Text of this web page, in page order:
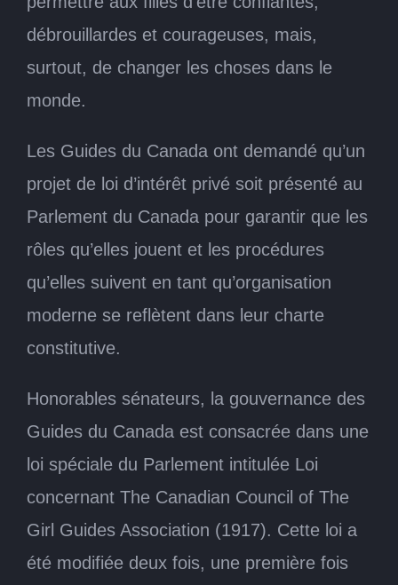
débrouillardes et courageuses, mais,
surtout, de changer les choses dans le
monde.
Les Guides du Canada ont demandé qu’un
projet de loi d’intérêt privé soit présenté au
Parlement du Canada pour garantir que les
rôles qu’elles jouent et les procédures
qu’elles suivent en tant qu’organisation
moderne se reflètent dans leur charte
constitutive.
Honorables sénateurs, la gouvernance des
Guides du Canada est consacrée dans une
loi spéciale du Parlement intitulée Loi
concernant The Canadian Council of The
Girl Guides Association (1917). Cette loi a
été modifiée deux fois, une première fois